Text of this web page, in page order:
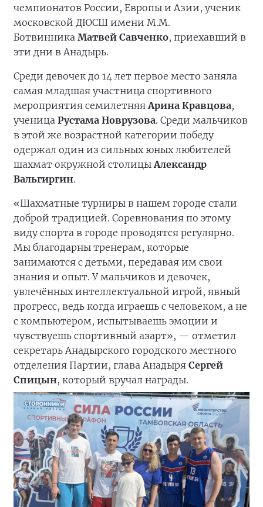
чемпионатов России, Европы и Азии, ученик
московской ДЮСШ имени М.М.
Ботвинника Матвей Савченко, приехавший в
эти дни в Анадырь.
Среди девочек до 14 лет первое место заняла
самая младшая участница спортивного
мероприятия семилетняяАрина Кравцова,
ученица Рустама Новрузова. Среди мальчиков
в этой же возрастной категории победу
одержал один из сильных юных любителей
шахмат окружной столицыАлександр
Вальгиргин.
«Шахматные турниры в нашем городе стали
доброй традицией. Соревнования по этому
виду спорта в городе проводятся регулярно.
Мы благодарны тренерам, которые
занимаются с детьми, передавая им свои
знания и опыт. У мальчиков и девочек,
увлечённых интеллектуальной игрой, явный
прогресс, ведь когда играешь с человеком, а не
с компьютером, испытываешь эмоции и
чувствуешь спортивный азарт», — отметил
секретарь Анадырского городского местного
отделения Партии, глава Анадыря Сергей
Спицын, который вручал награды.